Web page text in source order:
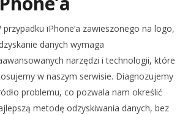
przypadku iPhone’a zawieszonego na logo,
danych wymaga
narzędzi i technologii, które
w naszym serwisie. Diagnozujemy
problemu, co pozwala nam określić
metodę odzyskiwania danych, bez